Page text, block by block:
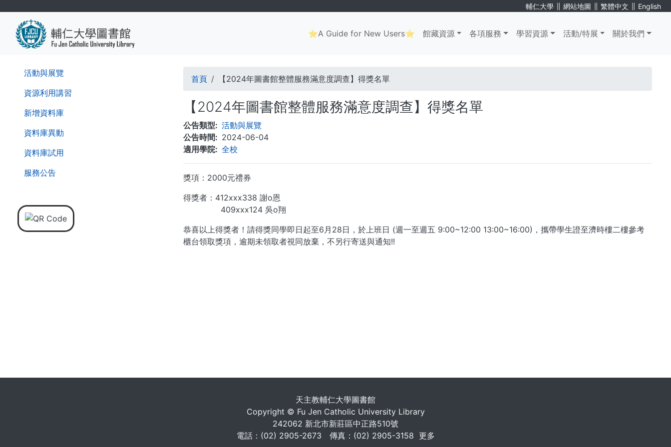
輔仁大學 ∥ 網站地圖 ∥ 繁體中文 ∥ English
Main
navigation
⭐A Guide for New Users⭐ 館藏資源 各項服務 學習資源 活動/特展 關於我們
活動與展覽
資源利用講習
新增資料庫
資料庫異動
資料庫試用
服務公告
導
航
連
結
首頁 【2024年圖書館整體服務滿意度調查】得獎名單
【2024年圖書館整體服務滿意度調查】得獎名單
公告類型
活動與展覽
公告時間
2024-06-04
適用學院
全校
獎項：2000元禮券
得獎者：412xxx338 謝o恩
409xxx124 吳o翔
恭喜以上得獎者！請得獎同學即⽇起⾄6⽉28⽇，於上班⽇ (週⼀⾄週五 9:00~12:00 13:00~16:00)，攜帶學⽣證⾄濟時樓二樓參考
櫃台領取獎項，逾期未領取者視同放棄，不另行寄送與通知!!
天主教輔仁大學圖書館
Copyright © Fu Jen Catholic University Library
242062 新北市新莊區中正路510號
電話：(02) 2905-2673 傳真：(02) 2905-3158 更多